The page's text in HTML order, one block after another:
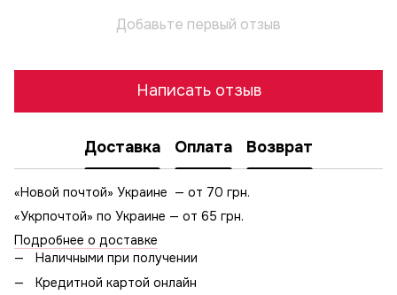
Добавьте первый отзыв
Написать отзыв
Доставка Оплата Возврат
«Новой почтой» Украине — от 70 грн.
«Укрпочтой» по Украине — от 65 грн.
Подробнее о доставке
Наличными при получении
Кредитной картой онлайн